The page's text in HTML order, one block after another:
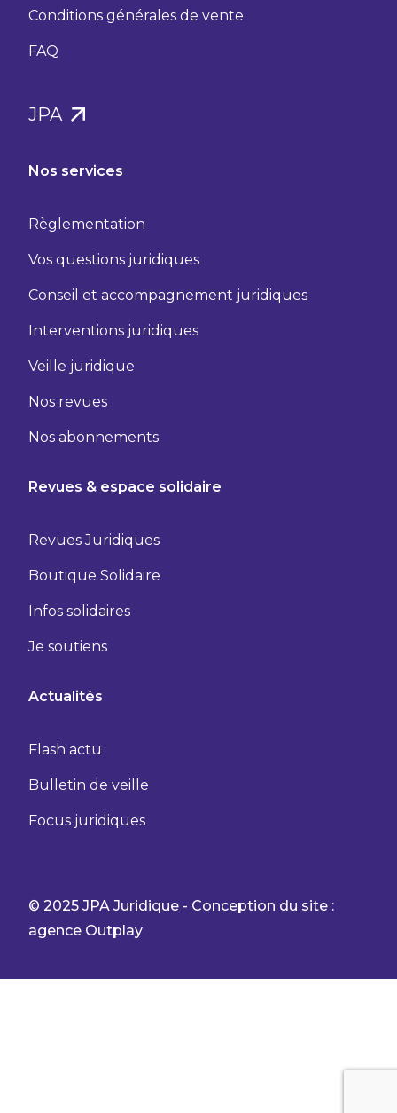
Conditions générales de vente
FAQ
JPA
Nos services
Règlementation
Vos questions juridiques
Conseil et accompagnement juridiques
Interventions juridiques
Veille juridique
Nos revues
Nos abonnements
Revues & espace solidaire
Revues Juridiques
Boutique Solidaire
Infos solidaires
Je soutiens
Actualités
Flash actu
Bulletin de veille
Focus juridiques
© 2025 JPA Juridique - Conception du site :
agence Outplay